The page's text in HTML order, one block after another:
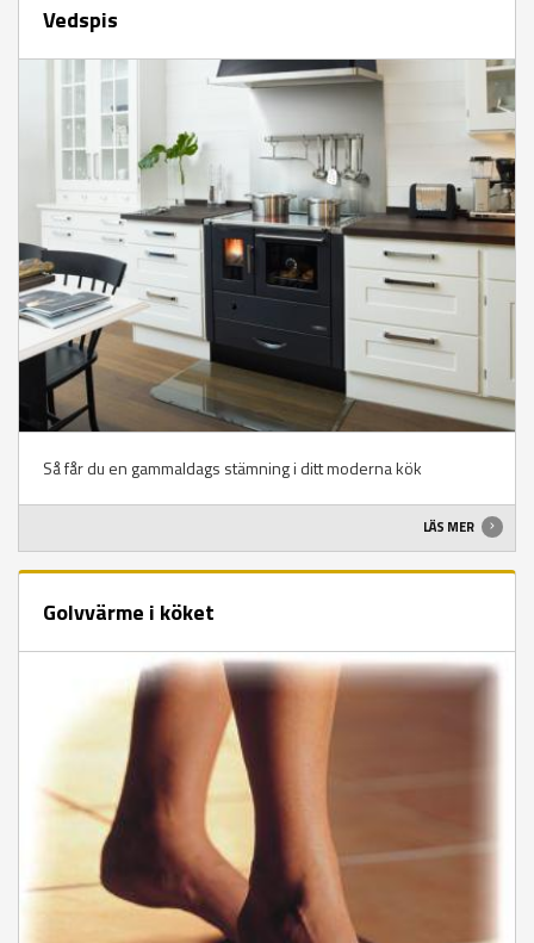
Vedspis
Så får du en gammaldags stämning i ditt moderna kök
LÄS MER
Golvvärme i köket